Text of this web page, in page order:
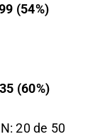
(54%)
(60%)
20 de 50